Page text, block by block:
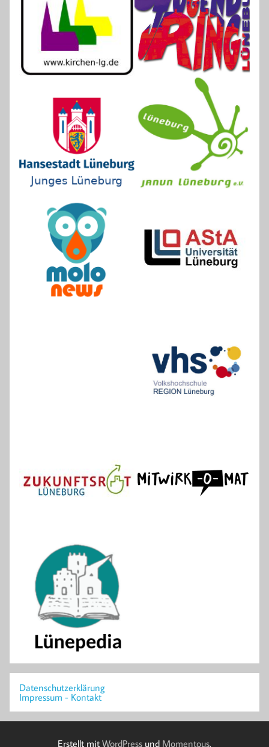
Datenschutzerklärung
Impressum - Kontakt
Erstellt mit WordPress und Momentous.